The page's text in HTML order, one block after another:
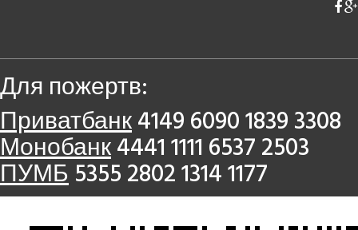
Для пожертв:
Приватбанк4149 6090 1839 3308
Монобанк4441 1111 6537 2503
ПУМБ5355 2802 1314 1177